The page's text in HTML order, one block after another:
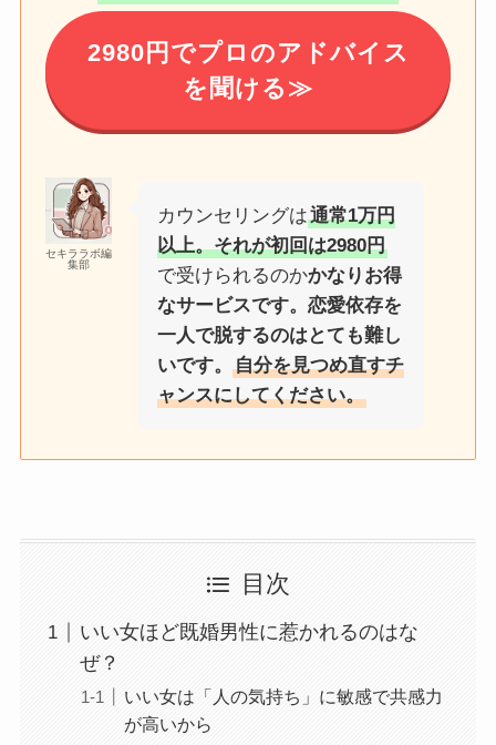
2980円でプロのアドバイス
を聞ける≫
セキララボ編
集部
カウンセリングは通常1万円
以上。それが初回は2980円
で受けられるのかかなりお得
なサービスです。恋愛依存を
一人で脱するのはとても難し
いです。自分を見つめ直すチ
ャンスにしてください。
目次
いい女ほど既婚男性に惹かれるのはな
ぜ？
いい女は「人の気持ち」に敏感で共感力
が高いから